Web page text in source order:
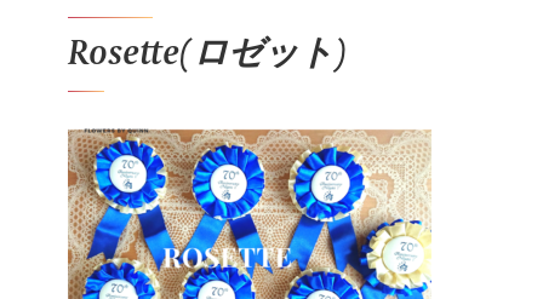
Rosette(ロゼット)